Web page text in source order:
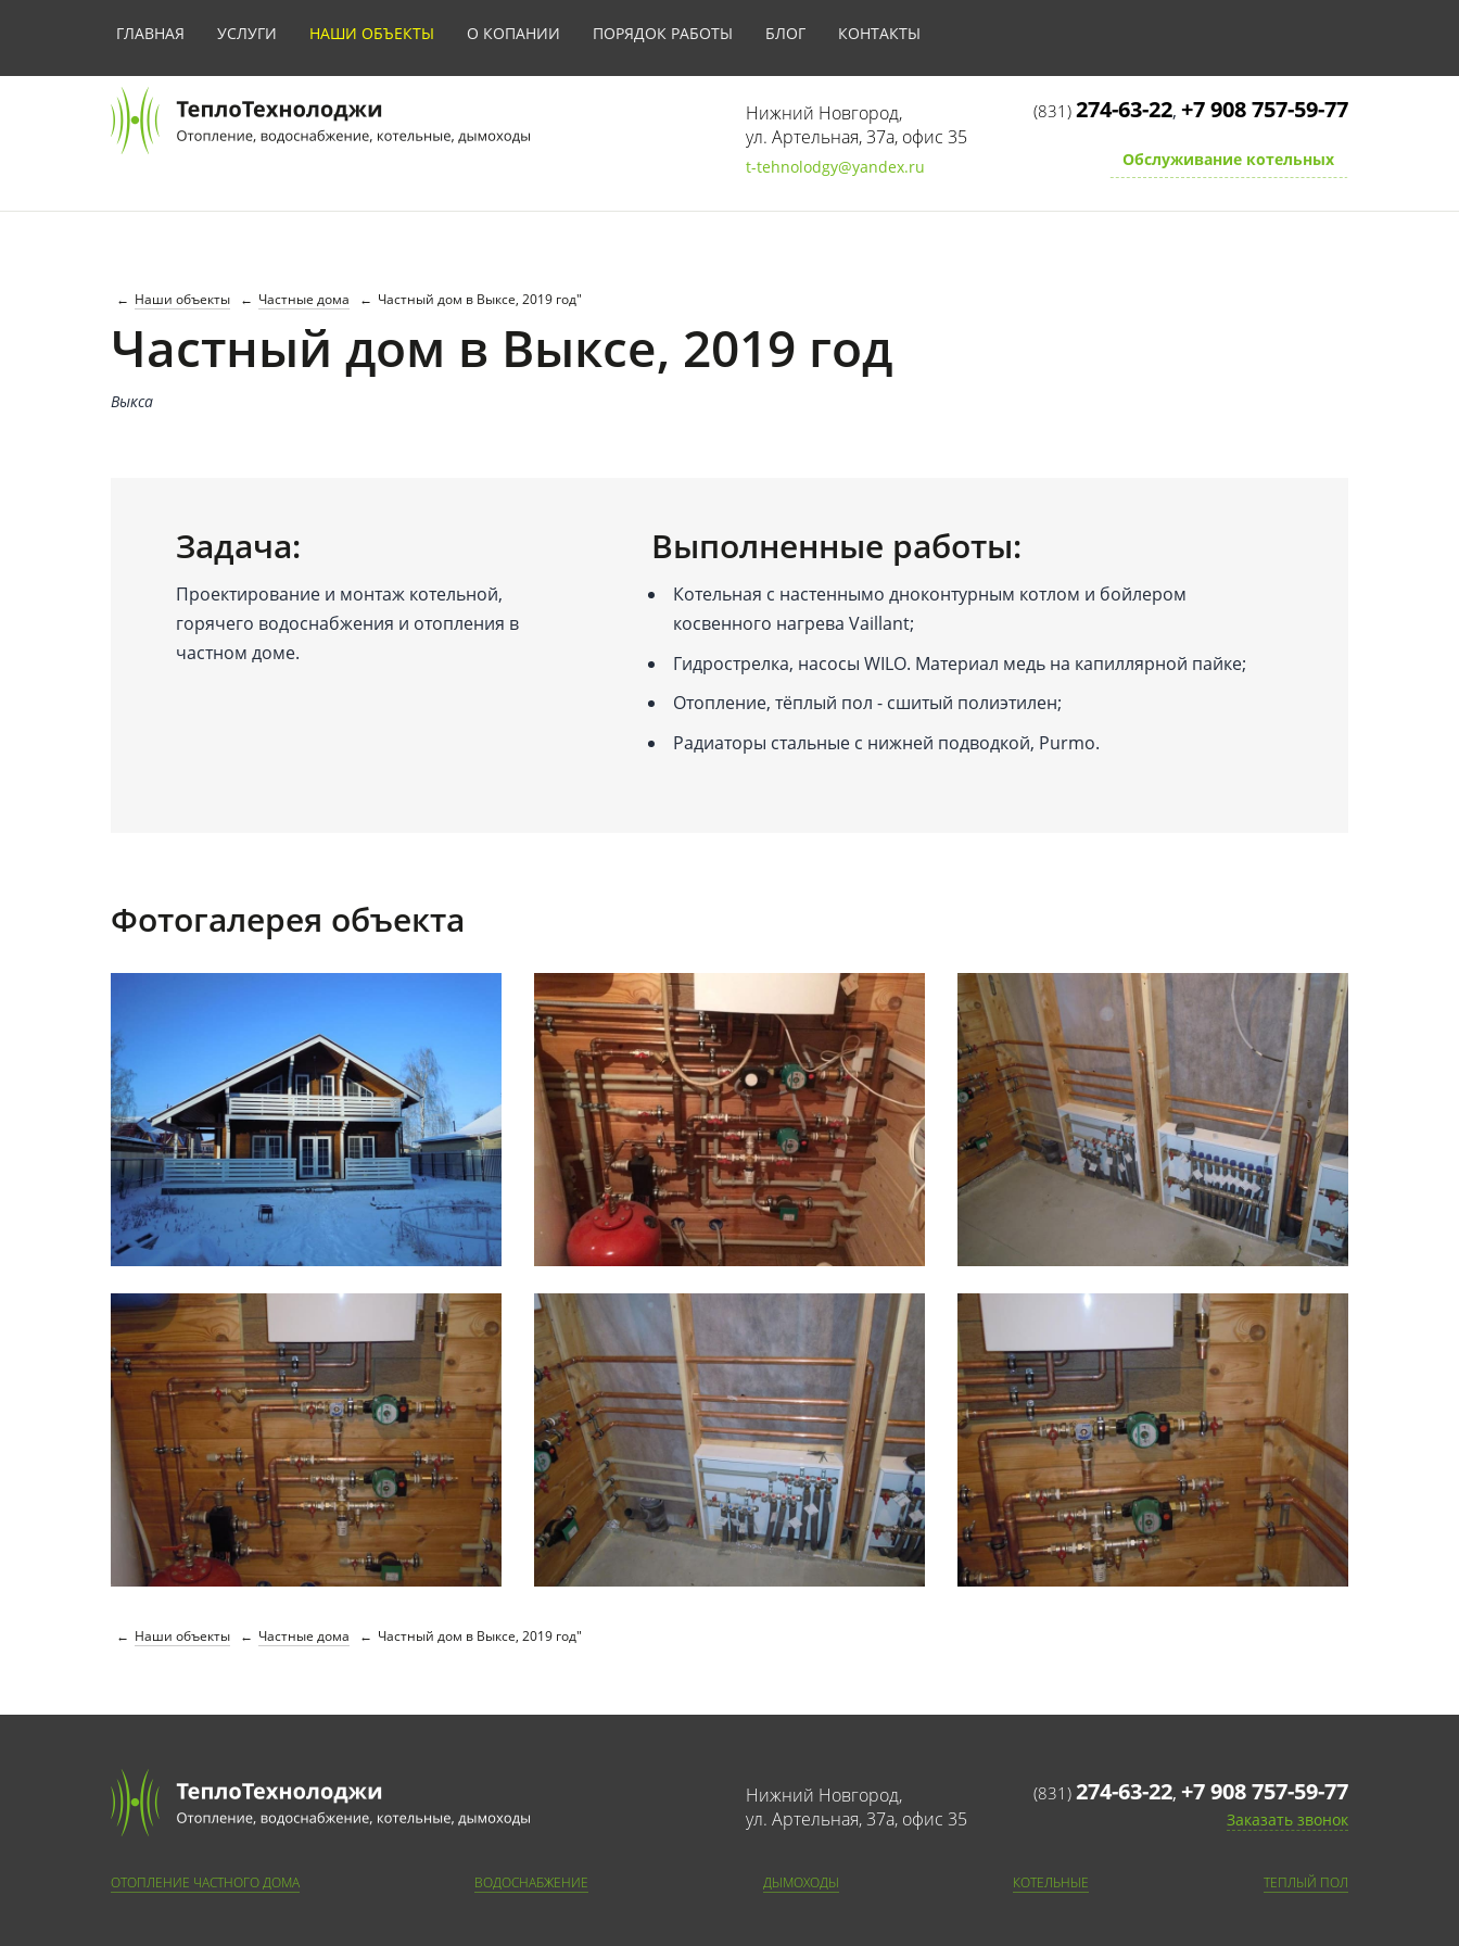
ГЛАВНАЯ УСЛУГИ НАШИ ОБЪЕКТЫ О КОПАНИИ ПОРЯДОК РАБОТЫ БЛОГ КОНТАКТЫ
Нижний Новгород,
ул. Артельная, 37а, офис 35
t-tehnolodgy@yandex.ru
(831) 274-63-22, +7 908 757-59-77
Обслуживание котельных
Наши объекты Частные дома Частный дом в Выксе, 2019 год"
Частный дом в Выксе, 2019 год
Выкса
Задача:
Проектирование и монтаж котельной,
горячего водоснабжения и отопления в
частном доме.
Выполненные работы:
Котельная с настеннымо дноконтурным котлом и бойлером
косвенного нагрева Vaillant;
Гидрострелка, насосы WILO. Материал медь на капиллярной пайке;
Отопление, тёплый пол - сшитый полиэтилен;
Радиаторы стальные с нижней подводкой, Purmo.
Фотогалерея объекта
Наши объекты Частные дома Частный дом в Выксе, 2019 год"
Нижний Новгород,
ул. Артельная, 37а, офис 35
(831) 274-63-22, +7 908 757-59-77
Заказать звонок
ОТОПЛЕНИЕ ЧАСТНОГО ДОМА ВОДОСНАБЖЕНИЕ ДЫМОХОДЫ КОТЕЛЬНЫЕ ТЕПЛЫЙ ПОЛ